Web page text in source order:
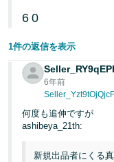
6 0
1件の返信を表示
6年前
何度も追伸ですが
ashibeya_21th:
新規出品者にくる